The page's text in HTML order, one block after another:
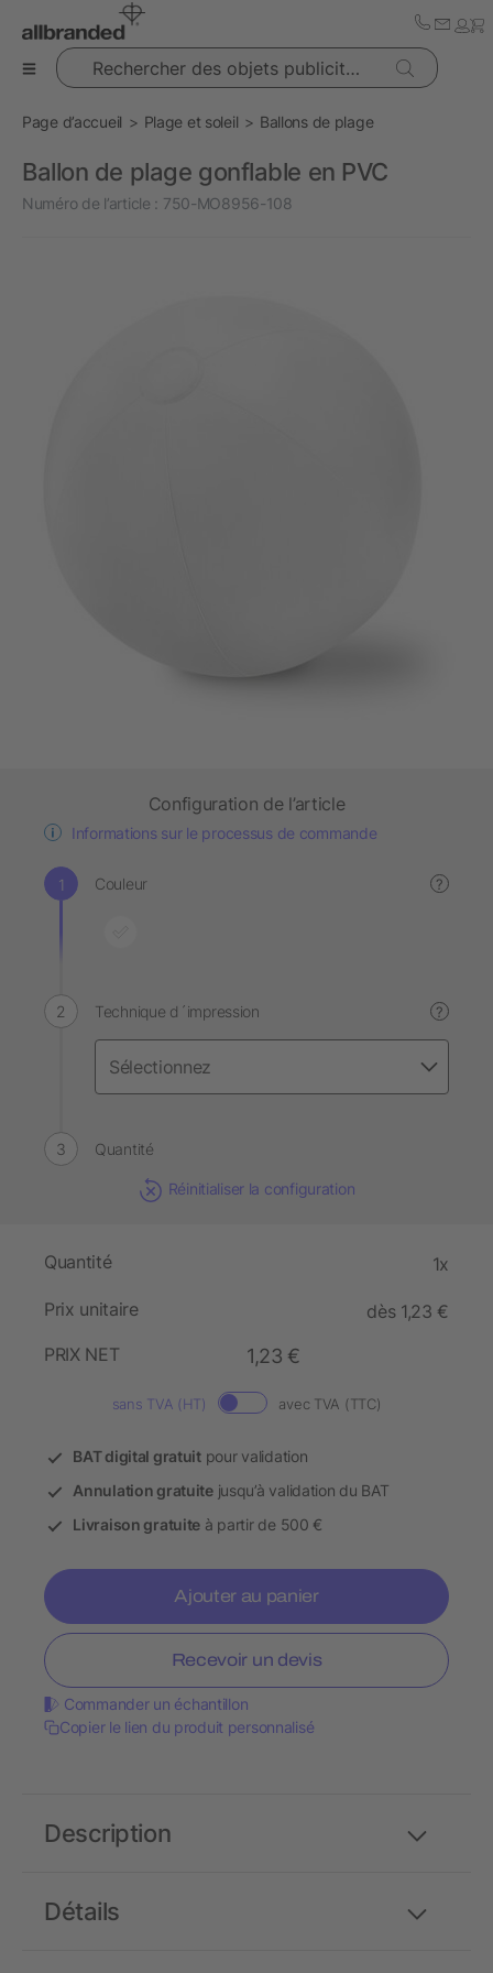
Rechercher des objets publicitaires
Page d’accueil Plage et soleil Ballons de plage
Ballon de plage gonflable en PVC
Numéro de l’article : 750-MO8956-108
Configuration de l’article
Informations sur le processus de commande
Couleur ?
Technique d´impression ?
Quantité
Réinitialiser la configuration
Quantité 1x
Prix unitaire
dès 1,23 €
PRIX NET
1,23 €
sans TVA (HT) avec TVA (TTC)
BAT digital gratuitpour validation
Annulation gratuitejusqu’à validation du BAT
Livraison gratuite à partir de 500 €
Ajouter au panier
Recevoir un devis
Commander un échantillon
Copier le lien du produit personnalisé
Détails
Description